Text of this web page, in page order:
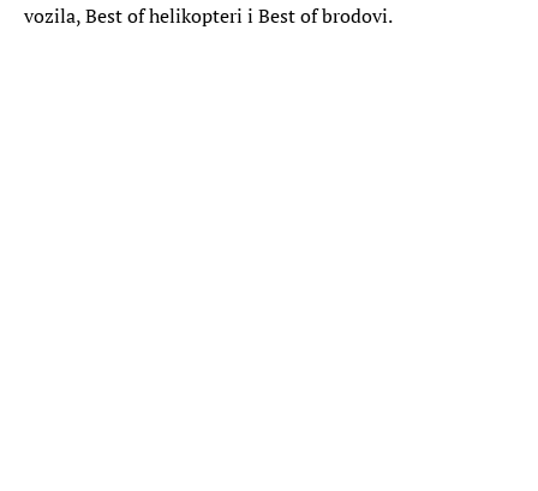
vozila, Best of helikopteri i Best of brodovi.